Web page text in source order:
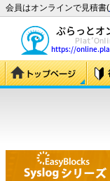
会員はオンラインで見積書(